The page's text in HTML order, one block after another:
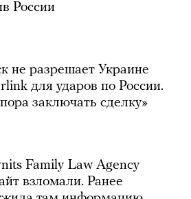
России
не разрешает Украине
для ударов по России.
заключать сделку»
Family Law Agency
взломали. Ранее